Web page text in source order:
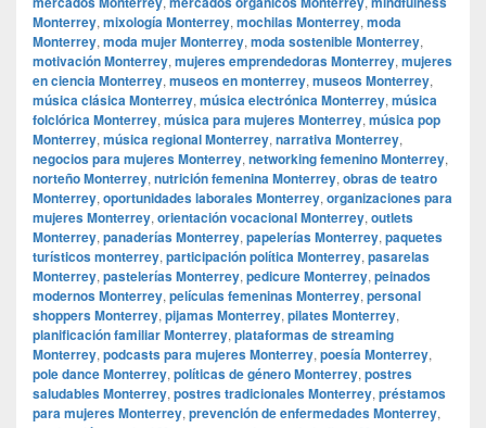
Monterrey, mixología Monterrey, mochilas Monterrey, moda
Monterrey, moda mujer Monterrey, moda sostenible Monterrey,
motivación Monterrey, mujeres emprendedoras Monterrey, mujeres
en ciencia Monterrey, museos en monterrey, museos Monterrey,
música clásica Monterrey, música electrónica Monterrey, música
folclórica Monterrey, música para mujeres Monterrey, música pop
Monterrey, música regional Monterrey, narrativa Monterrey,
negocios para mujeres Monterrey, networking femenino Monterrey,
norteño Monterrey, nutrición femenina Monterrey, obras de teatro
Monterrey, oportunidades laborales Monterrey, organizaciones para
mujeres Monterrey, orientación vocacional Monterrey, outlets
Monterrey, panaderías Monterrey, papelerías Monterrey, paquetes
turísticos monterrey, participación política Monterrey, pasarelas
Monterrey, pastelerías Monterrey, pedicure Monterrey, peinados
modernos Monterrey, películas femeninas Monterrey, personal
shoppers Monterrey, pijamas Monterrey, pilates Monterrey,
planificación familiar Monterrey, plataformas de streaming
Monterrey, podcasts para mujeres Monterrey, poesía Monterrey,
pole dance Monterrey, políticas de género Monterrey, postres
saludables Monterrey, postres tradicionales Monterrey, préstamos
para mujeres Monterrey, prevención de enfermedades Monterrey,